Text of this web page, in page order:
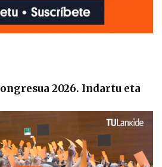
2026. Indartu eta